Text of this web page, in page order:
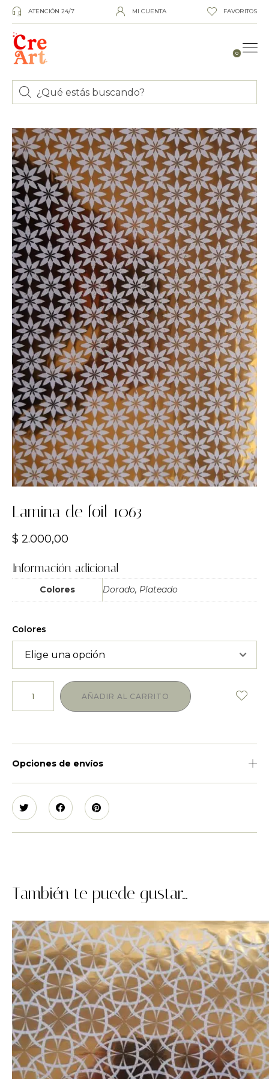
ATENCIÓN 24/7 MI CUENTA FAVORITOS
0
Lamina de foil 1063
$ 2.000,00
Información adicional
Colores Dorado, Plateado
Colores
AÑADIR AL CARRITO
Opciones de envíos
También te puede gustar...